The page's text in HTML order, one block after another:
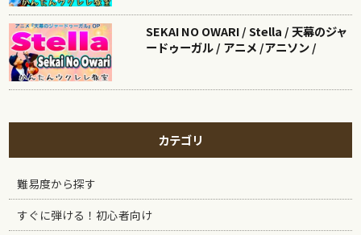
SEKAI NO OWARI / Stella / 天幕のジャ
ードゥーガル / アニメ /アニソン /
カテゴリ
難易度から探す
すぐに弾ける！初心者向け